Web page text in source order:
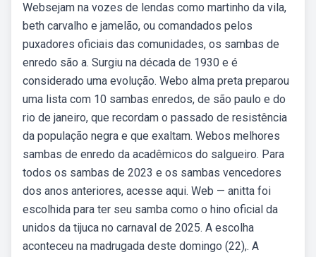
Websejam na vozes de lendas como martinho da vila,
beth carvalho e jamelão, ou comandados pelos
puxadores oficiais das comunidades, os sambas de
enredo são a. Surgiu na década de 1930 e é
considerado uma evolução. Webo alma preta preparou
uma lista com 10 sambas enredos, de são paulo e do
rio de janeiro, que recordam o passado de resistência
da população negra e que exaltam. Webos melhores
sambas de enredo da acadêmicos do salgueiro. Para
todos os sambas de 2023 e os sambas vencedores
dos anos anteriores, acesse aqui. Web — anitta foi
escolhida para ter seu samba como o hino oficial da
unidos da tijuca no carnaval de 2025. A escolha
aconteceu na madrugada deste domingo (22),. A